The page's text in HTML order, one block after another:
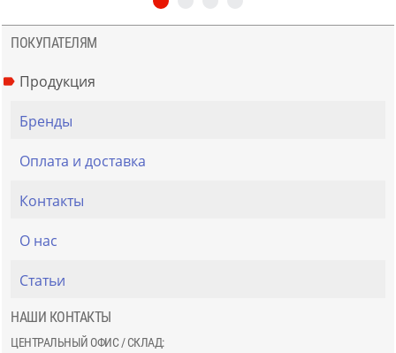
ПОКУПАТЕЛЯМ
Продукция
Бренды
Оплата и доставка
Контакты
О нас
Статьи
НАШИ КОНТАКТЫ
ЦЕНТРАЛЬНЫЙ ОФИС / СКЛАД: